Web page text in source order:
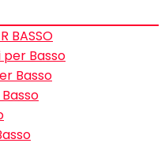
BASSO
Basso
Basso